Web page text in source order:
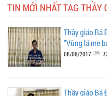
TIN MỚI NHẤT TAG THẦY
Thầy giáo Bá
"Vùng lá me
08/06/2017
Thầy giáo Bá